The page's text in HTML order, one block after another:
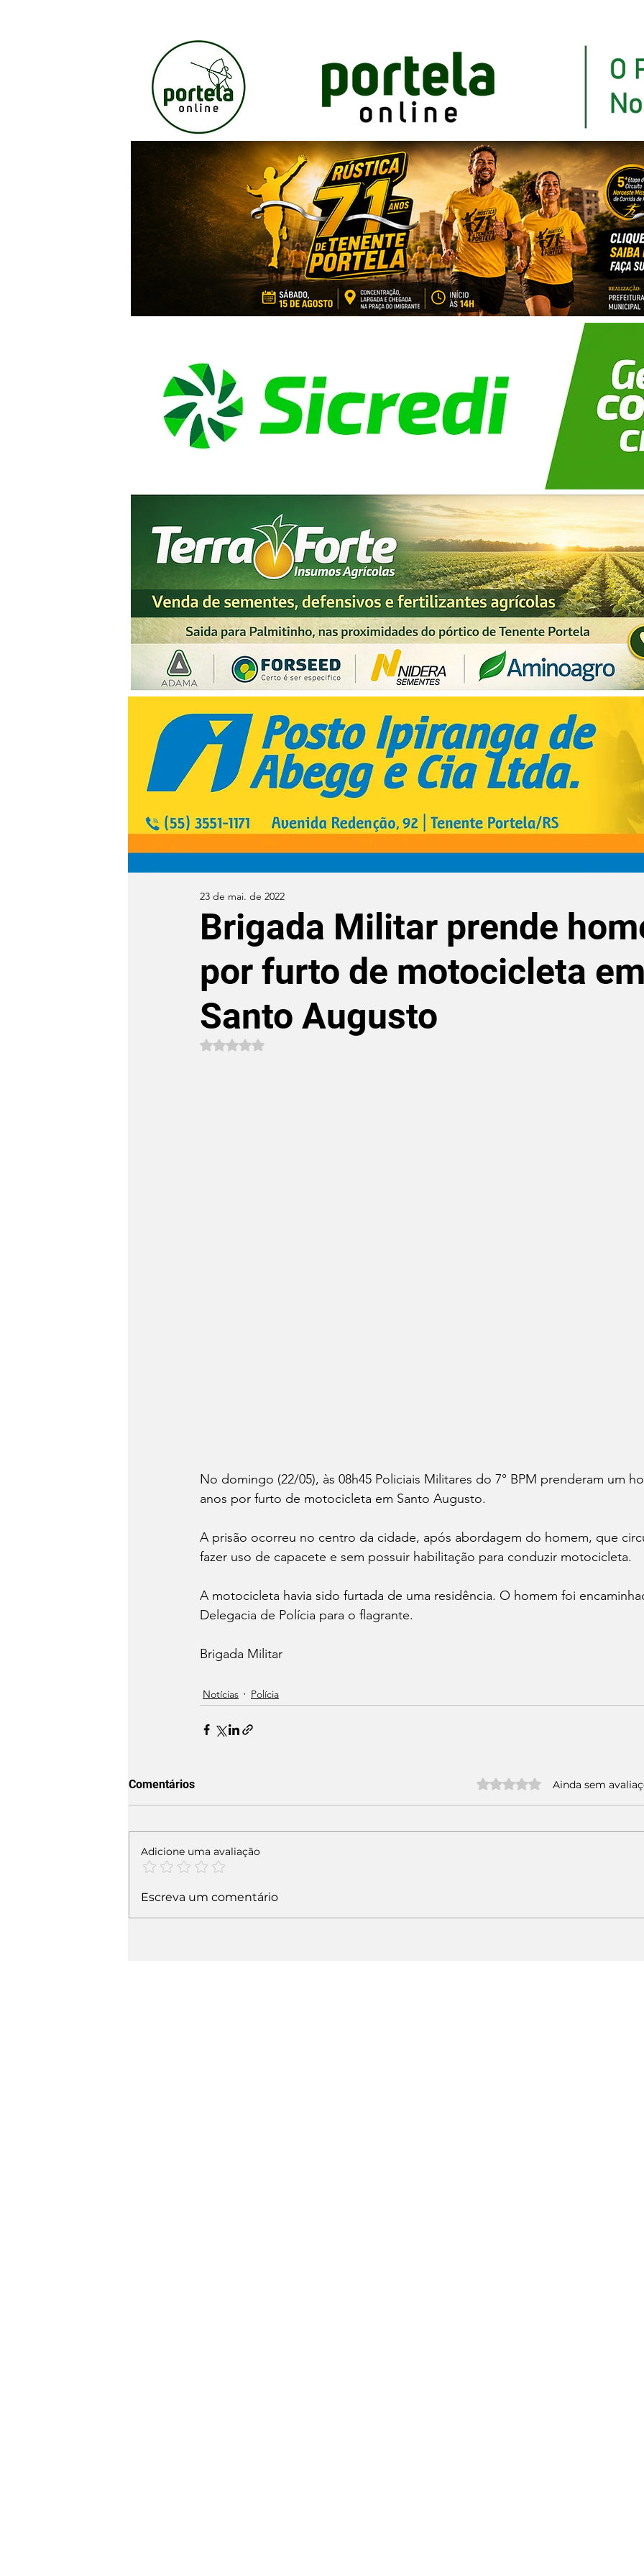
Brigada Militar prende
por furto de motocicleta
Santo Augusto
23 de mai. de 2022
Avaliado com NaN de 5 estrelas.
No domingo (22/05), às 08h45 Policiais Militares do 7° BPM prenderam um
anos por furto de motocicleta em Santo Augusto.
A prisão ocorreu no centro da cidade, após abordagem do homem, que
fazer uso de capacete e sem possuir habilitação para conduzir motocicleta.
A motocicleta havia sido furtada de uma residência. O homem foi
Delegacia de Polícia para o flagrante.
Brigada Militar
Notícias Polícia
Comentários Avaliado com 0 de 5 estrelas.
Ainda sem
Adicione uma avaliação
Escreva um comentário